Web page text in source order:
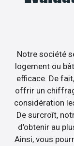
Notre société
logement ou
efficace. De
offrir un
considération
De surcroît,
d’obtenir au
Ainsi, vous